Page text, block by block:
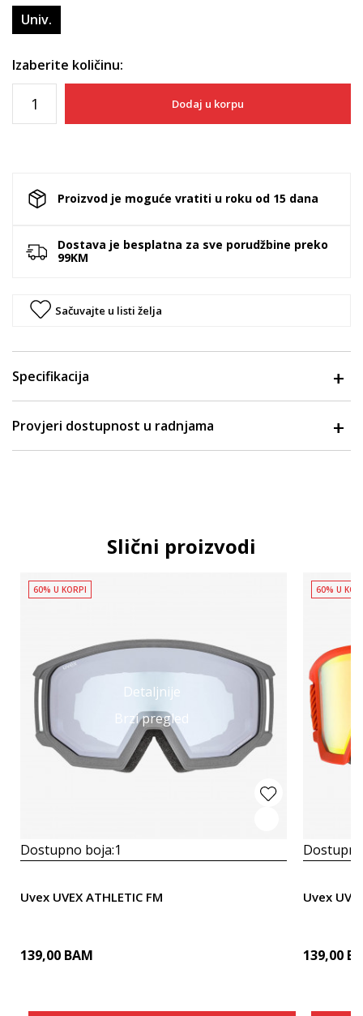
Univ.
Izaberite količinu:
Dodaj u korpu
Proizvod je moguće vratiti u roku od 15 dana
Dostava je besplatna za sve porudžbine preko
99KM
Sačuvajte u listi želja
Specifikacija
Provjeri dostupnost u radnjama
Slični proizvodi
Detaljnije
Brzi pregled
60% U KORPI
Dostupno boja:1
Uvex UVEX ATHLETIC FM
139,00 BAM
60% U
Uvex
139,00